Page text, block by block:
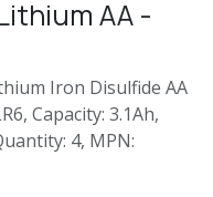
AA -
Iron Disulfide AA
Capacity: 3.1Ah,
4, MPN: